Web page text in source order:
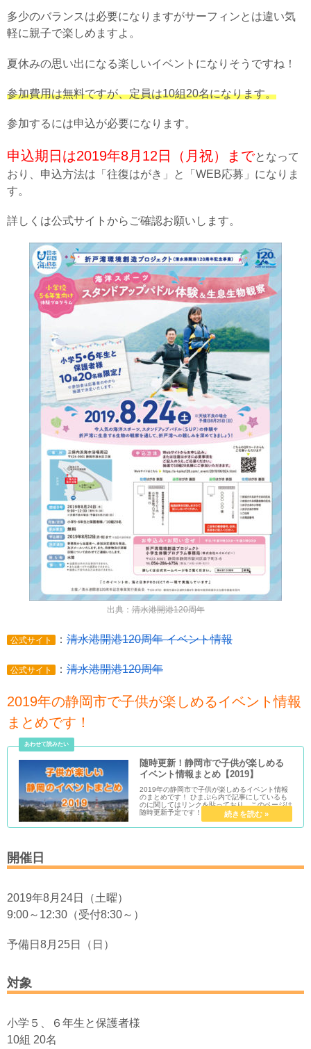
多少のバランスは必要になりますがサーフィンとは違い気
軽に親子で楽しめますよ。
夏休みの思い出になる楽しいイベントになりそうですね！
参加費用は無料ですが、定員は10組20名になります。
参加するには申込が必要になります。
申込期日は2019年8月12日（月祝）までとなって
おり、申込方法は「往復はがき」と「WEB応募」になりま
す。
詳しくは公式サイトからご確認お願いします。
出典：清水港開港120周年
公式サイト ： 清水港開港120周年 イベント情報
公式サイト ： 清水港開港120周年
2019年の静岡市で子供が楽しめるイベント情報
まとめです！
随時更新！静岡市で子供が楽しめる
イベント情報まとめ【2019】
2019年の静岡市で子供が楽しめるイベント情報
のまとめです！ ひまぷら内で記事にしているも
のに関してはリンクを貼っており、このページは
随時更新予定です！
開催日
2019年8月24日（土曜）
9:00～12:30（受付8:30～）
予備日8月25日（日）
対象
小学５、６年生と保護者様
10組 20名